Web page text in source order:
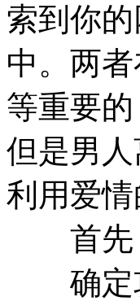
索到你
中。两
等重要
但是男
利用爱
首先
确定攻